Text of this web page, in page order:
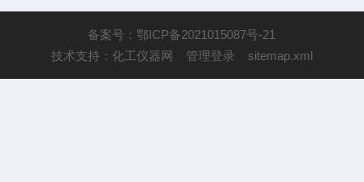
备案号：鄂ICP备2021015087号-21
技术支持： 化工仪器网 管理登录 sitemap.xml